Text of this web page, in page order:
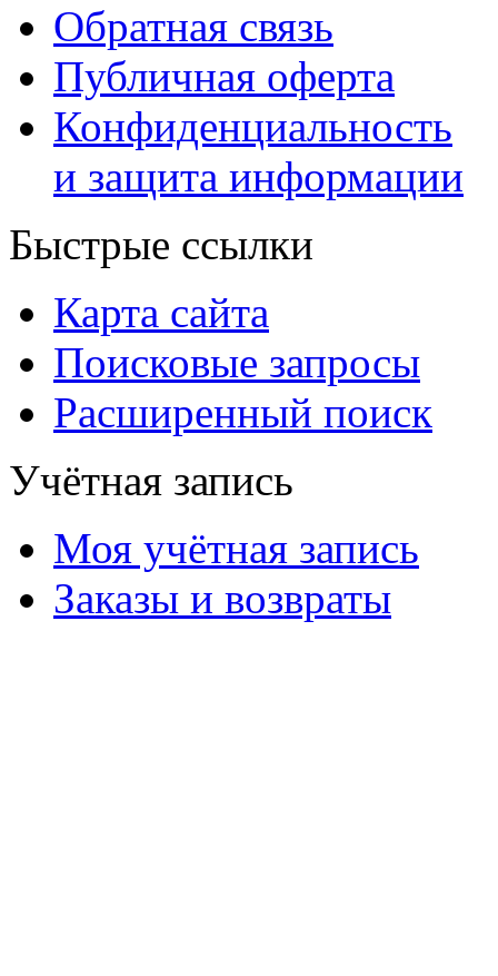
Обратная связь
Публичная оферта
Конфиденциальность
и защита информации
Быстрые ссылки
Карта сайта
Поисковые запросы
Расширенный поиск
Учётная запись
Моя учётная запись
Заказы и возвраты